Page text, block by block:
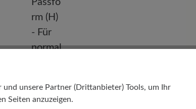
unsere Partner (Drittanbieter) Tools, um Ihr
Seiten anzuzeigen.